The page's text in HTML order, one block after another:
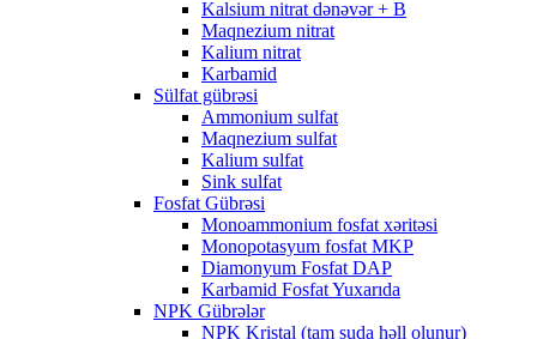
Kalsium nitrat dənəvər + B
Maqnezium nitrat
Kalium nitrat
Karbamid
Sülfat gübrəsi
Ammonium sulfat
Maqnezium sulfat
Kalium sulfat
Sink sulfat
Fosfat Gübrəsi
Monoammonium fosfat xəritəsi
Monopotasyum fosfat MKP
Diamonyum Fosfat DAP
Karbamid Fosfat Yuxarıda
NPK Gübrələr
NPK Kristal (tam suda həll olunur)